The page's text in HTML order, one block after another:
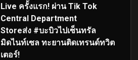
Live ครั้งแรก! ผ่าน Tik Tok
Central Department
Storeส่ง #บะบิวไปเซ็นทรัล
มิดไนท์เซล ทะยานติดเทรนด์ทวิต
เตอร์!